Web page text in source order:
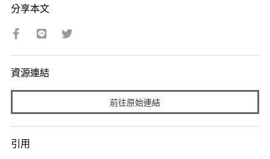
分享本文
資源連結
前往原始連結
引用